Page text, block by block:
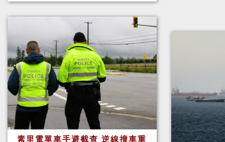
素里電單車手避截查 逆線撞車重